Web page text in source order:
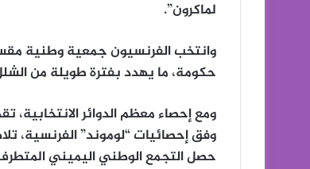
لماكرون”.
حكومة، ما يهدد بفترة طويلة من
حصل التجمع الوطني اليميني المتطرف